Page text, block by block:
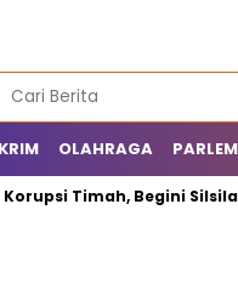
OLAHRAGA
Timah, Begini Silsilah Dari